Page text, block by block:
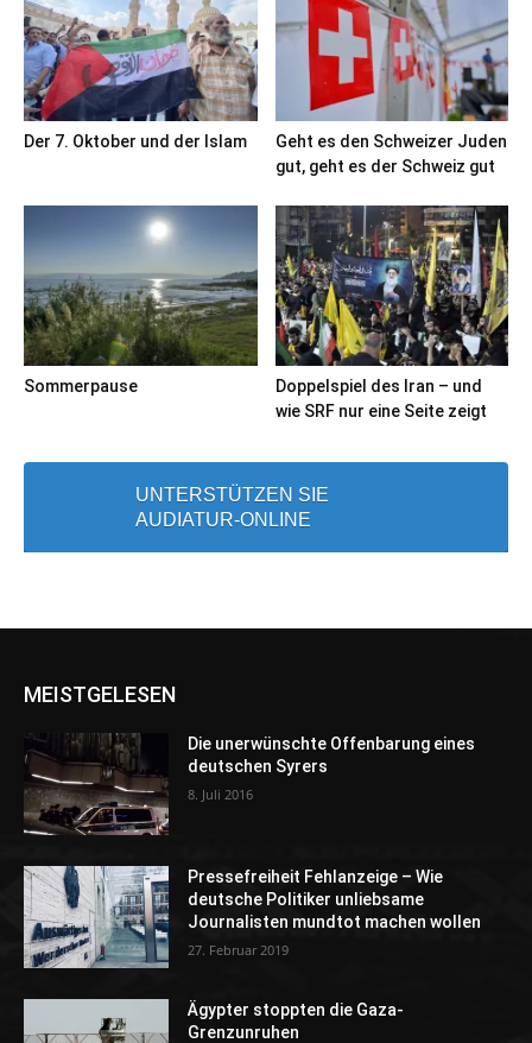
Der 7. Oktober und der Islam
Geht es den Schweizer Juden
gut, geht es der Schweiz gut
Sommerpause
Doppelspiel des Iran – und
wie SRF nur eine Seite zeigt
UNTERSTÜTZEN SIE
AUDIATUR-ONLINE
MEISTGELESEN
Die unerwünschte Offenbarung eines
deutschen Syrers
8. Juli 2016
Pressefreiheit Fehlanzeige – Wie
deutsche Politiker unliebsame
Journalisten mundtot machen wollen
27. Februar 2019
Ägypter stoppten die Gaza-
Grenzunruhen